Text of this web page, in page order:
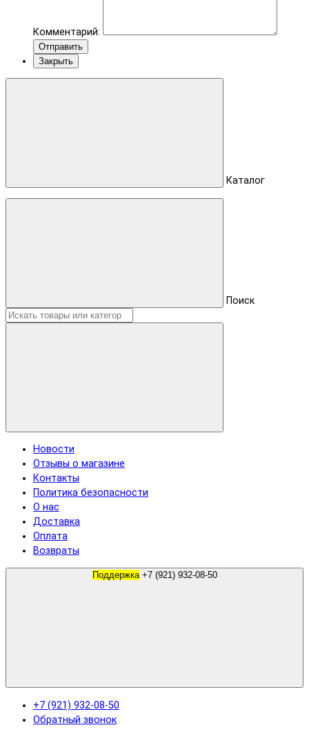
Комментарий:
Отправить
Закрыть
Каталог
Поиск
Новости
Отзывы о магазине
Контакты
Политика безопасности
О нас
Доставка
Оплата
Возвраты
Поддержка +7 (921) 932-08-50
+7 (921) 932-08-50
Обратный звонок